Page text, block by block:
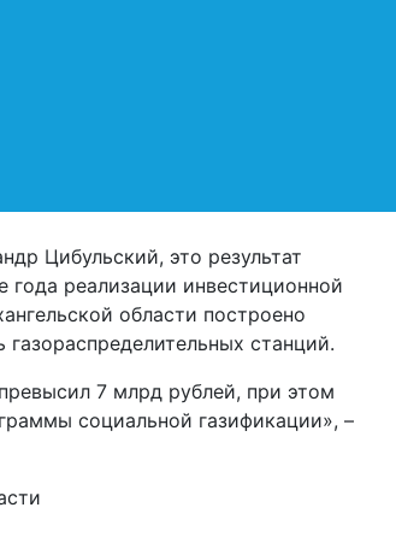
на природный газ. Его
предприятия, которое одним из
в экологическую модернизацию
газификации сразу
Ширшинский и Беломорье,
Цибульский, это результат
реализации инвестиционной
области построено
станций.
7 млрд рублей, при этом
социальной газификации», –